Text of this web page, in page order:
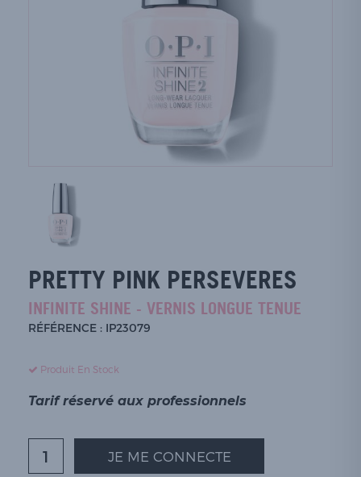
PRETTY PINK PERSEVERES
INFINITE SHINE - VERNIS LONGUE TENUE
RÉFÉRENCE : IP23079
Produit En Stock
Tarif réservé aux professionnels
JE ME CONNECTE